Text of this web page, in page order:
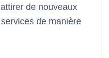
de nouveaux
de manière